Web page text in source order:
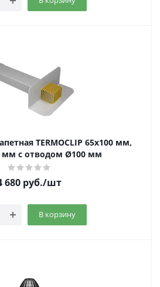
TERMOCLIP 65х100 мм,
мм с отводом Ø100 мм
680 руб./шт
В корзину